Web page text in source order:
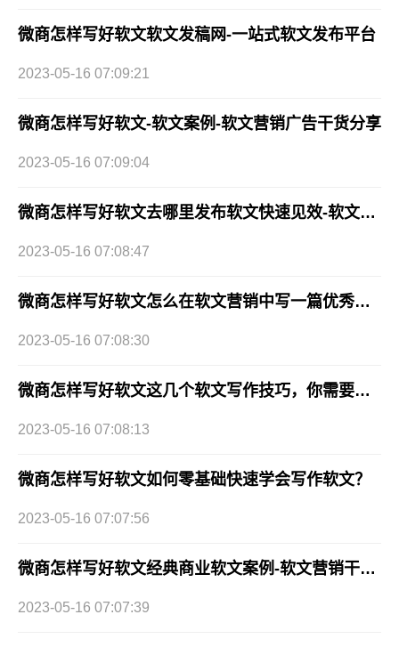
微商怎样写好软文软文发稿网-一站式软文发布平台
2023-05-16 07:09:21
微商怎样写好软文-软文案例-软文营销广告干货分享
2023-05-16 07:09:04
微商怎样写好软文去哪里发布软文快速见效-软文发稿网
2023-05-16 07:08:47
微商怎样写好软文怎么在软文营销中写一篇优秀的软文？
2023-05-16 07:08:30
微商怎样写好软文这几个软文写作技巧，你需要掌握！
2023-05-16 07:08:13
微商怎样写好软文如何零基础快速学会写作软文？
2023-05-16 07:07:56
微商怎样写好软文经典商业软文案例-软文营销干货分享
2023-05-16 07:07:39